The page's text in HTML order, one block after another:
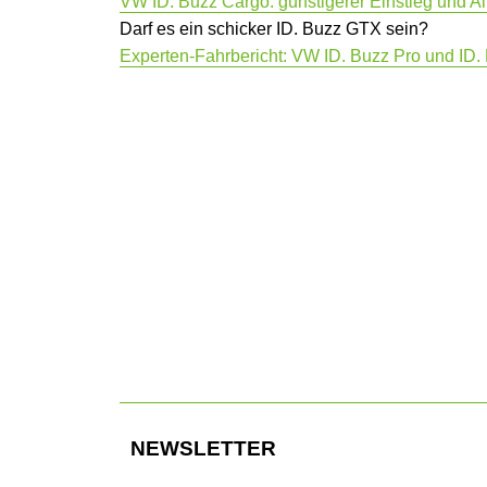
Darf es ein schicker ID. Buzz GTX sein?
Experten-Fahrbericht: VW ID. Buzz Pro und ID.
NEWSLETTER